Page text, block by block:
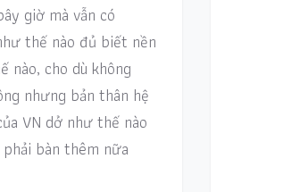
giờ mà vẫn có
thế nào đủ biết nền
nào, cho dù không
nhưng bản thân hệ
VN dở như thế nào
bàn thêm nữa